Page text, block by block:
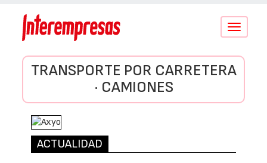
Conmutar
TRANSPORTE POR CARRETERA
· CAMIONES
ACTUALIDAD